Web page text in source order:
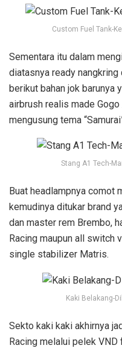
Custom Fuel Tank-
Sementara itu dalam
diatasnya ready
berikut bahan jok barunya
airbrush realis made
mengusung tema
Stang A1 Tech-
Buat headlampnya comot
kemudinya ditukar brand
dan master rem Brembo,
Racing maupun all switch
single stabilizer Matris.
Kaki Belakang-
Sekto kaki kaki akhirnya
Racing melalui pelek